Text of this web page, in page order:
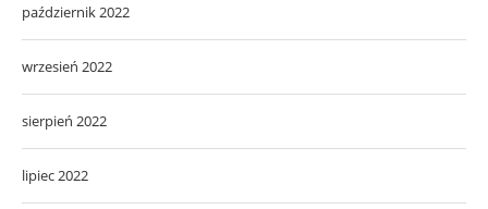
październik 2022
wrzesień 2022
sierpień 2022
lipiec 2022